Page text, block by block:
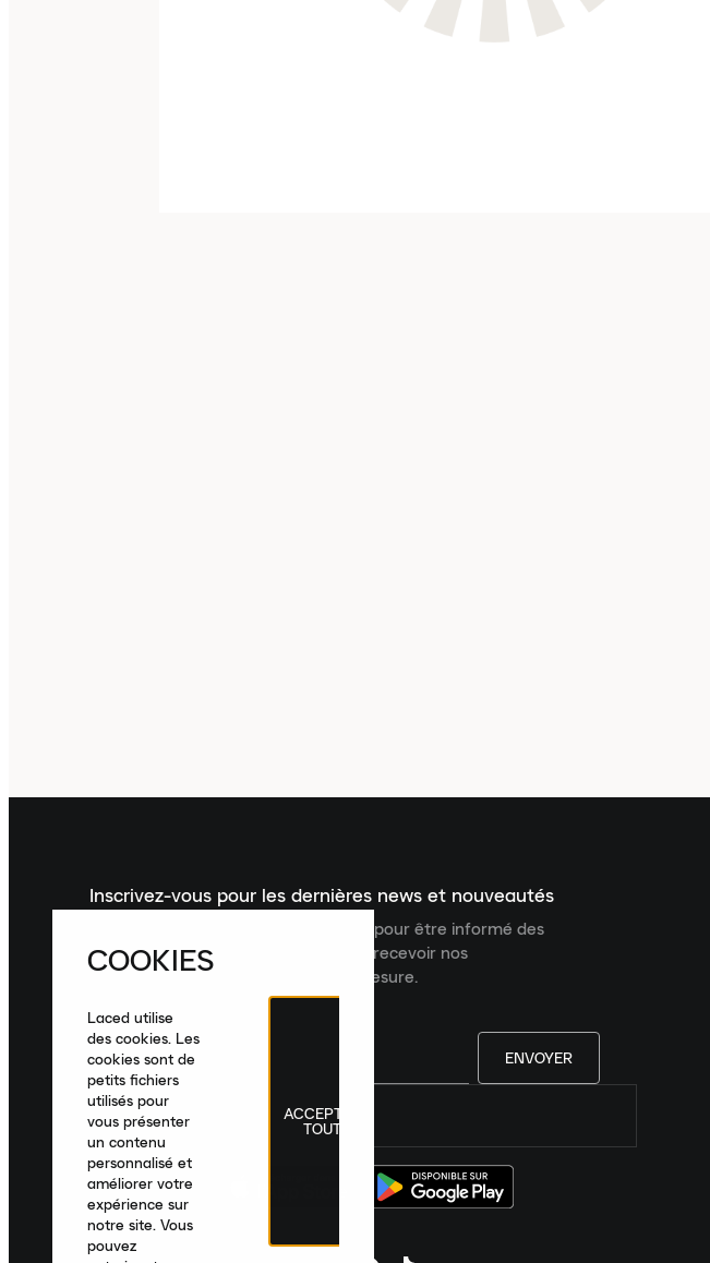
Inscrivez-vous pour les dernières news et nouveautés
Inscrivez-vous à la newsletter Laced pour être informé des
dernières nouveautés, collections et recevoir nos
recommandations de produits sur mesure.
ENVOYER
France|Français
COOKIES
Laced utilise
des cookies. Les
cookies sont de
petits fichiers
utilisés pour
vous présenter
un contenu
personnalisé et
améliorer votre
expérience sur
notre site. Vous
pouvez
ACCEPTER
TOUT